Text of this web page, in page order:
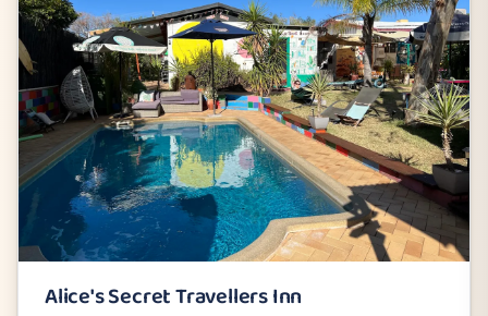
Alice's Secret Travellers Inn